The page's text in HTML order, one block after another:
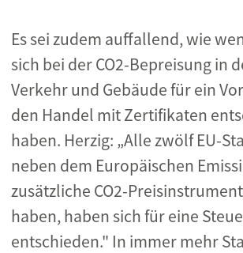
Es sei zudem auffallend, wie
sich bei der CO2-Bepreisung in
Verkehr und Gebäude für ein
den Handel mit Zertifikaten
haben. Herzig: „Alle zwölf EU-
neben dem Europäischen
zusätzliche CO2-
haben, haben sich für eine
entschieden." In immer mehr